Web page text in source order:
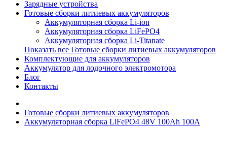
Зарядные устройства
Готовые сборки литиевых аккумуляторов
Аккумуляторная сборка Li-ion
Аккумуляторная сборка LiFePO4
Аккумуляторная сборка Li-Titanate
Показать все Готовые сборки литиевых аккумуляторов
Комплектующие для аккумуляторов
Аккумулятор для лодочного электромотора
Блог
Контакты
Готовые сборки литиевых аккумуляторов
Аккумуляторная сборка LiFePO4 48V 100Ah 100A